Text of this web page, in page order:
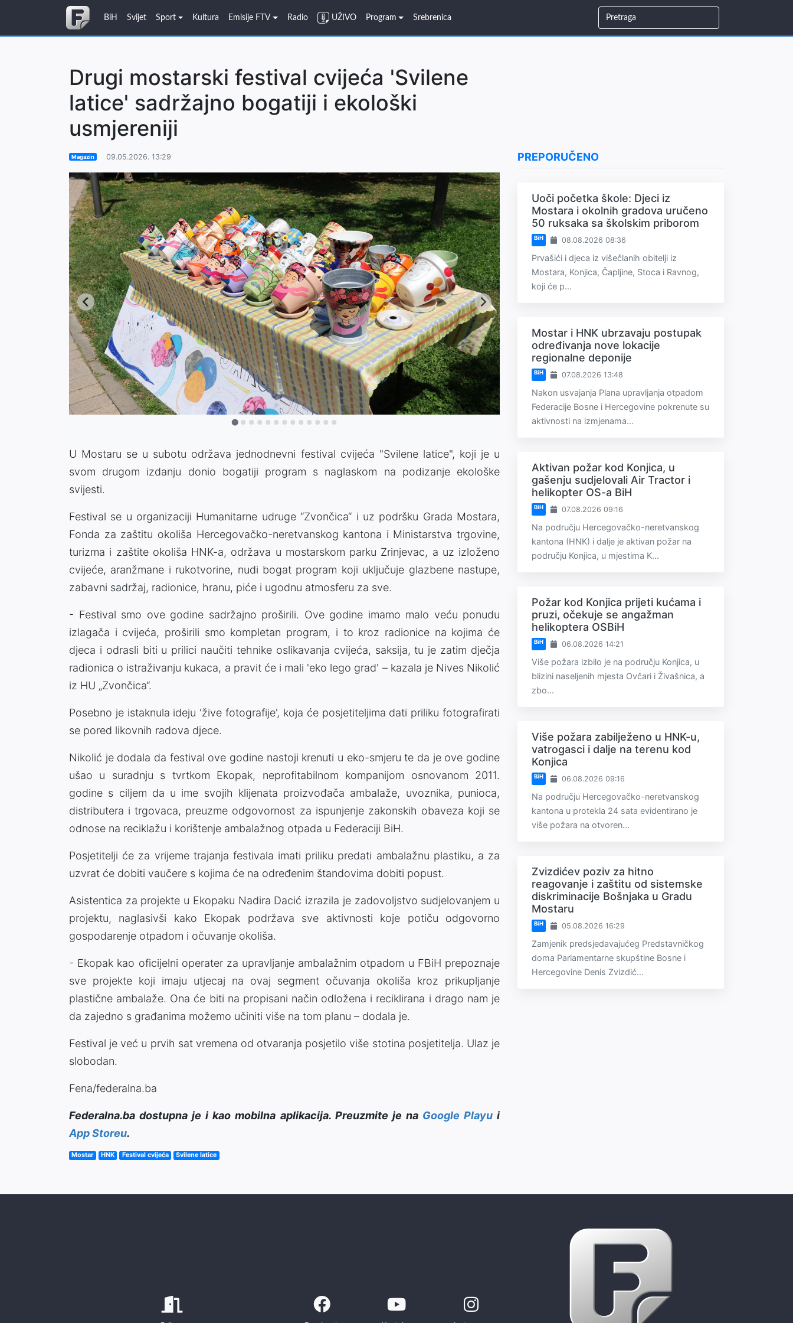
BiH Svijet Sport Kultura Emisije FTV Radio UŽIVO Program Srebrenica
Drugi mostarski festival cvijeća 'Svilene
latice' sadržajno bogatiji i ekološki
usmjereniji
Magazin 09.05.2026. 13:29
U Mostaru se u subotu održava jednodnevni festival cvijeća "Svilene latice", koji je u
svom drugom izdanju donio bogatiji program s naglaskom na podizanje ekološke
svijesti.
Festival se u organizaciji Humanitarne udruge “Zvončica“ i uz podršku Grada Mostara,
Fonda za zaštitu okoliša Hercegovačko-neretvanskog kantona i Ministarstva trgovine,
turizma i zaštite okoliša HNK-a, održava u mostarskom parku Zrinjevac, a uz izloženo
cvijeće, aranžmane i rukotvorine, nudi bogat program koji uključuje glazbene nastupe,
zabavni sadržaj, radionice, hranu, piće i ugodnu atmosferu za sve.
- Festival smo ove godine sadržajno proširili. Ove godine imamo malo veću ponudu
izlagača i cvijeća, proširili smo kompletan program, i to kroz radionice na kojima će
djeca i odrasli biti u prilici naučiti tehnike oslikavanja cvijeća, saksija, tu je zatim dječja
radionica o istraživanju kukaca, a pravit će i mali 'eko lego grad' – kazala je Nives Nikolić
iz HU „Zvončica“.
Posebno je istaknula ideju 'žive fotografije', koja će posjetiteljima dati priliku fotografirati
se pored likovnih radova djece.
Nikolić je dodala da festival ove godine nastoji krenuti u eko-smjeru te da je ove godine
ušao u suradnju s tvrtkom Ekopak, neprofitabilnom kompanijom osnovanom 2011.
godine s ciljem da u ime svojih klijenata proizvođača ambalaže, uvoznika, punioca,
distributera i trgovaca, preuzme odgovornost za ispunjenje zakonskih obaveza koji se
odnose na reciklažu i korištenje ambalažnog otpada u Federaciji BiH.
Posjetitelji će za vrijeme trajanja festivala imati priliku predati ambalažnu plastiku, a za
uzvrat će dobiti vaučere s kojima će na određenim štandovima dobiti popust.
Asistentica za projekte u Ekopaku Nadira Dacić izrazila je zadovoljstvo sudjelovanjem u
projektu, naglasivši kako Ekopak podržava sve aktivnosti koje potiču odgovorno
gospodarenje otpadom i očuvanje okoliša.
- Ekopak kao oficijelni operater za upravljanje ambalažnim otpadom u FBiH prepoznaje
sve projekte koji imaju utjecaj na ovaj segment očuvanja okoliša kroz prikupljanje
plastične ambalaže. Ona će biti na propisani način odložena i reciklirana i drago nam je
da zajedno s građanima možemo učiniti više na tom planu – dodala je.
Festival je već u prvih sat vremena od otvaranja posjetilo više stotina posjetitelja. Ulaz je
slobodan.
Fena/federalna.ba
Federalna.ba dostupna je i kao mobilna aplikacija. Preuzmite je na Google Playui
App Storeu.
Mostar HNK Festival cvijeća Svilene latice
PREPORUČENO
Uoči početka škole: Djeci iz
Mostara i okolnih gradova uručeno
50 ruksaka sa školskim priborom
BiH 08.08.2026 08:36
Prvašići i djeca iz višečlanih obitelji iz
Mostara, Konjica, Čapljine, Stoca i Ravnog,
koji će p...
Mostar i HNK ubrzavaju postupak
određivanja nove lokacije
regionalne deponije
BiH 07.08.2026 13:48
Nakon usvajanja Plana upravljanja otpadom
Federacije Bosne i Hercegovine pokrenute su
aktivnosti na izmjenama...
Aktivan požar kod Konjica, u
gašenju sudjelovali Air Tractor i
helikopter OS-a BiH
BiH 07.08.2026 09:16
Na području Hercegovačko-neretvanskog
kantona (HNK) i dalje je aktivan požar na
području Konjica, u mjestima K...
Požar kod Konjica prijeti kućama i
pruzi, očekuje se angažman
helikoptera OSBiH
BiH 06.08.2026 14:21
Više požara izbilo je na području Konjica, u
blizini naseljenih mjesta Ovčari i Živašnica, a
zbo...
Više požara zabilježeno u HNK-u,
vatrogasci i dalje na terenu kod
Konjica
BiH 06.08.2026 09:16
Na području Hercegovačko-neretvanskog
kantona u protekla 24 sata evidentirano je
više požara na otvoren...
Zvizdićev poziv za hitno
reagovanje i zaštitu od sistemske
diskriminacije Bošnjaka u Gradu
Mostaru
BiH 05.08.2026 16:29
Zamjenik predsjedavajućeg Predstavničkog
doma Parlamentarne skupštine Bosne i
Hercegovine Denis Zvizdić...